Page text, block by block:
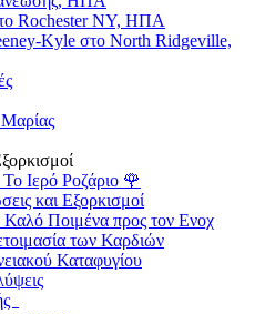
Rochester NY, ΗΠΑ
Kyle στο North Ridgeville,
Μαρίας
Ιερό Ροζάριο 🌹
και Εξορκισμοί
Ποιμένα προς τον Ενοχ
των Καρδιών
Καταφυγίου